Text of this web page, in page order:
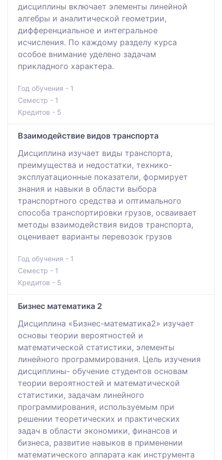
дисциплины включает элементы линейной
алгебры и аналитической геометрии,
дифференциальное и интегральное
исчисления. По каждому разделу курса
особое внимание уделено задачам
прикладного характера.
Год обучения - 1
Семестр - 1
Кредитов - 5
Взаимодействие видов транспорта
Дисциплина изучает виды транспорта,
преимущества и недостатки, технико-
эксплуатационные показатели, формирует
знания и навыки в области выбора
транспортного средства и оптимального
способа транспортировки грузов, осваивает
методы взаимодействия видов транспорта,
оценивает варианты перевозок грузов
Год обучения - 1
Семестр - 1
Кредитов - 5
Бизнес математика 2
Дисциплина «Бизнес-математика2» изучает
основы теории вероятностей и
математической статистики, элементы
линейного программирования. Цель изучения
дисциплины- обучение студентов основам
теории вероятностей и математической
статистики, задачам линейного
программирования, используемым при
решении теоретических и практических
задач в области экономики, финансов и
бизнеса, развитие навыков в применении
математического аппарата как инструмента